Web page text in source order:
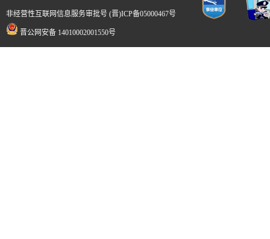
非经营性互联网信息服务审批号 (晋)ICP备05000467号
晋公网安备 14010002001550号